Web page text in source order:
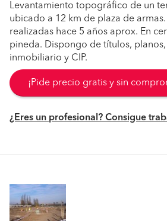
Levantamiento topográfico de un
ubicado a 12 km de plaza de
realizadas hace 5 años aprox. En
pineda. Dispongo de títulos,
inmobiliario y CIP.
¡Pide precio gratis y sin
¿Eres un profesional? Consigue